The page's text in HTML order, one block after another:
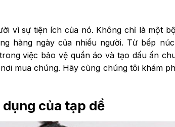
vì sự tiện ích của nó. Không chỉ là một
hàng ngày của nhiều người. Từ bếp
việc bảo vệ quần áo và tạo dấu ấn
mua chúng. Hãy cùng chúng tôi khám
dụng của tạp dề